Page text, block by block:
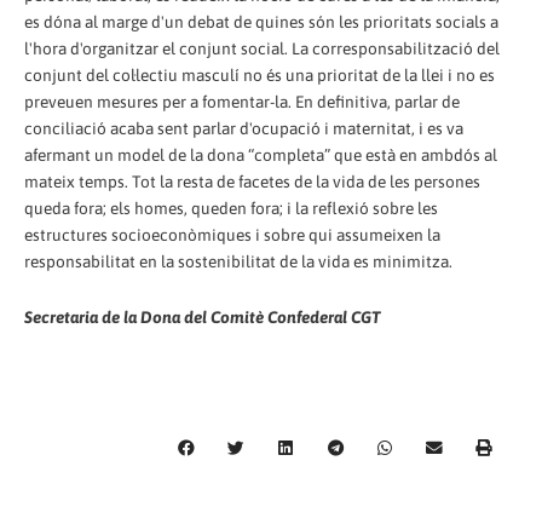
es dóna al marge d'un debat de quines són les prioritats socials a
l'hora d'organitzar el conjunt social. La corresponsabilització del
conjunt del col·lectiu masculí no és una prioritat de la llei i no es
preveuen mesures per a fomentar-la. En definitiva, parlar de
conciliació acaba sent parlar d'ocupació i maternitat, i es va
afermant un model de la dona “completa” que està en ambdós al
mateix temps. Tot la resta de facetes de la vida de les persones
queda fora; els homes, queden fora; i la reflexió sobre les
estructures socioeconòmiques i sobre qui assumeixen la
responsabilitat en la sostenibilitat de la vida es minimitza.
Secretaria de la Dona del Comitè Confederal CGT